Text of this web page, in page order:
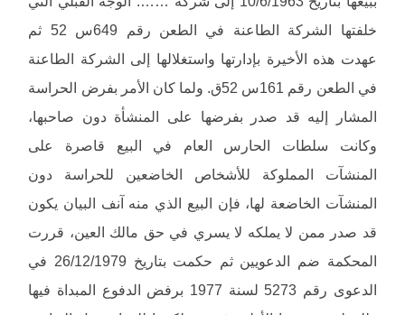
خلفتها الشركة الطاعنة في الطعن رقم 649س 52 ثم
عهدت هذه الأخيرة بإدارتها واستغلالها إلى الشركة الطاعنة
في الطعن رقم 161س 52ق. ولما كان الأمر بفرض الحراسة
المشار إليه قد صدر بفرضها على المنشأة دون صاحبها،
وكانت سلطات الحارس العام في البيع قاصرة على
المنشآت المملوكة للأشخاص الخاضعين للحراسة دون
المنشآت الخاضعة لها، فإن البيع الذي منه آنف البيان يكون
قد صدر ممن لا يملكه لا يسري في حق مالك العين، قررت
المحكمة ضم الدعويين ثم حكمت بتاريخ 26/12/1979 في
الدعوى رقم 5273 لسنة 1977 برفض الدفوع المبداة فيها